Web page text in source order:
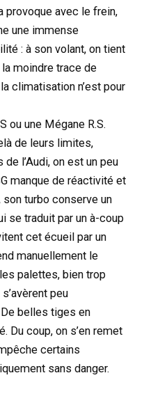
provoque avec le frein,
une immense
: à son volant, on tient
moindre trace de
climatisation n’est pour
ou une Mégane R.S.
de leurs limites,
l’Audi, on est un peu
manque de réactivité et
son turbo conserve un
se traduit par un à-coup
cet écueil par un
manuellement le
palettes, bien trop
peu
belles tiges en
Du coup, on s’en remet
certains
sans danger.